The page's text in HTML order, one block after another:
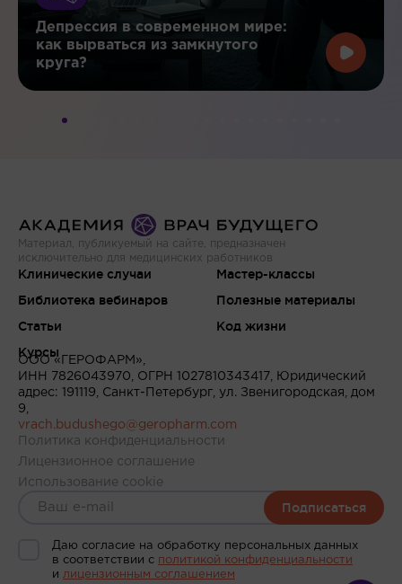
Депрессия в современном мире:
как вырваться из замкнутого
круга?
Материал, публикуемый на сайте, предназначен
исключительно для медицинских работников
Клинические случаи
Библиотека вебинаров
Статьи
Курсы
Мастер-классы
Полезные материалы
Код жизни
ООО «ГЕРОФАРМ»,
ИНН 7826043970, ОГРН 1027810343417, Юридический
адрес: 191119, Санкт-Петербург, ул. Звенигородская, дом
9,
vrach.budushego@geropharm.com
Политика конфиденциальности
Лицензионное соглашение
Использование cookie
Подписаться
Даю согласие на обработку персональных данных
в соответствии c политикой конфиденциальности
и лицензионным соглашением